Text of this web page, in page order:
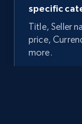
specific
Title, Seller
price,
more.